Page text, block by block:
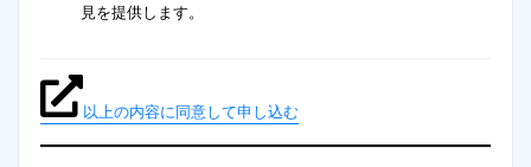
見を提供します。
以上の内容に同意して申し込む